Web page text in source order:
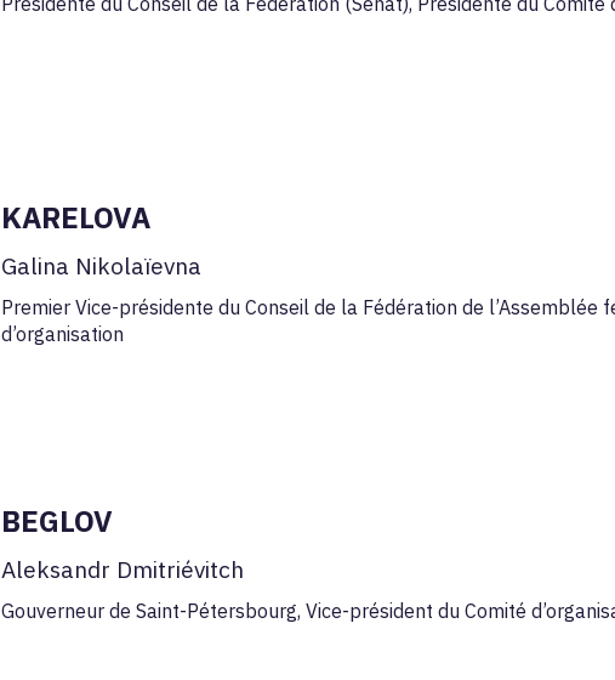
KARELOVA
Galina Nikolaïevna
Premier Vice-présidente du Conseil de la Fédération de
d’organisation
BEGLOV
Aleksandr Dmitriévitch
Gouverneur de Saint-Pétersbourg, Vice-président du Comité